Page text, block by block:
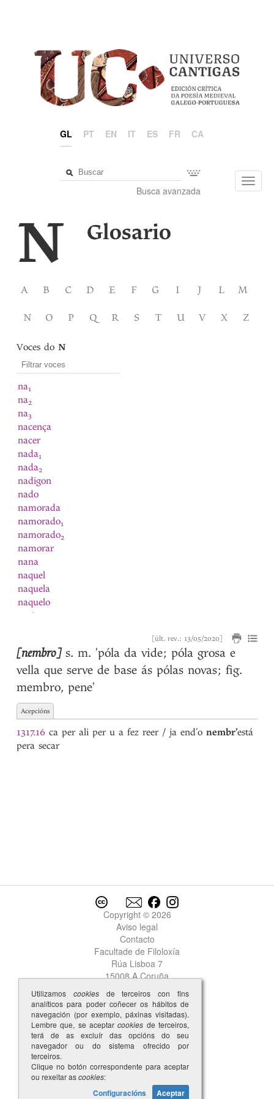
GL PT EN IT ES FR CA
Busca avanzada
N Glosario
A B C D E F G I J L M
N O P Q R S T U V X Z
Voces doN
na1
na2
na3
nacença
nacer
nada1
nada2
nadigon
nado
namorada
namorado1
namorado2
namorar
nana
naquel
naquela
naquelo
narizes
natura
natural1
natural2
Navarra
nave
navio
negrado
nelhur
nelo
nembrada
nembrado1
nembrado
nembrar
nembro
nemiga
[últ. rev.: 13/05/2020]
[nembro] s. m. 'póla da vide; póla grosa e
vella que serve de base ás pólas novas; fig.
membro, pene'
Acepcións
1317.16 ca per ali per u a fez reer / ja end’onembr’está
pera secar
Copyright © 2026
Aviso legal
Contacto
Facultade de Filoloxía
Rúa Lisboa 7
15008 A Coruña
Utilizamos cookiesde terceiros con fins
analíticos para poder coñecer os hábitos de
navegación (por exemplo, páxinas visitadas).
Lembre que, se aceptarcookies de terceiros,
terá de as excluír das opcións do seu
navegador ou do sistema ofrecido por
terceiros.
Clique no botón correspondente para aceptar
ou rexeitar ascookies:
Configuracións Aceptar